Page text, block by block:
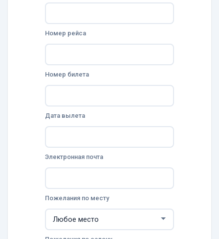
Номер рейса
Номер билета
Дата вылета
Электронная почта
Пожелания по месту